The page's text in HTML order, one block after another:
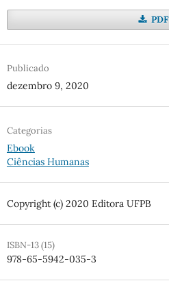
PDF
Publicado
dezembro 9, 2020
Categorias
Ebook
Ciências Humanas
Copyright (c) 2020 Editora UFPB
ISBN-13 (15)
978-65-5942-035-3